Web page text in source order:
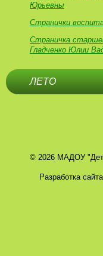
Юрьевны
Странички
Страничка
Гладченко Юлии
ЛЕТО
© 2026 МАДОУ
Разработка